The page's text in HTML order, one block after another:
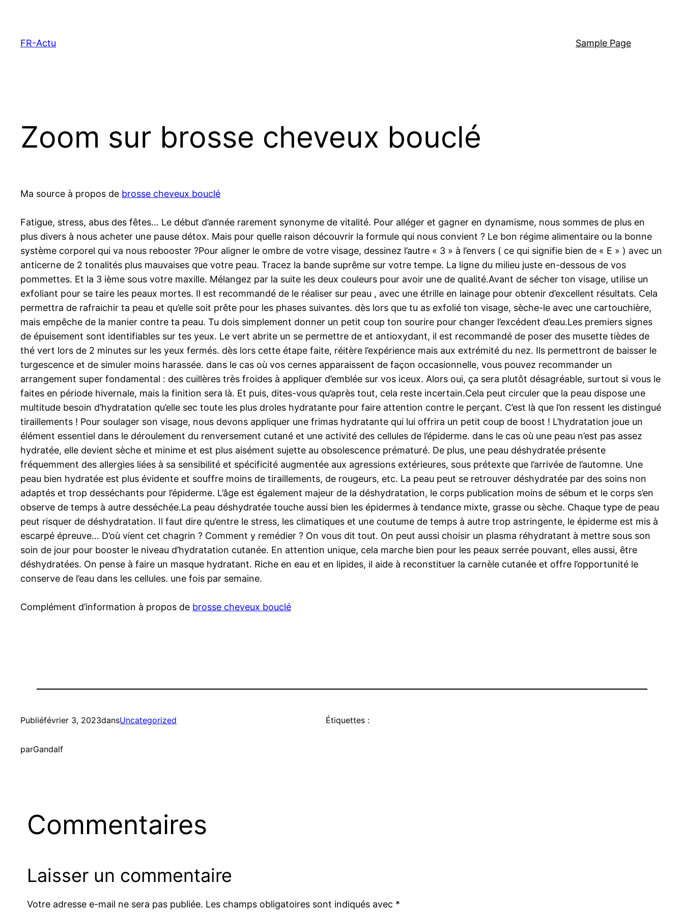
contenu
FR-Actu Sample Page
Zoom sur brosse cheveux bouclé
Ma source à propos de brosse cheveux bouclé
Fatigue, stress, abus des fêtes… Le début d’année rarement synonyme de vitalité. Pour alléger et gagner en dynamisme, nous sommes de plus en
plus divers à nous acheter une pause détox. Mais pour quelle raison découvrir la formule qui nous convient ? Le bon régime alimentaire ou la bonne
système corporel qui va nous rebooster ?Pour aligner le ombre de votre visage, dessinez l’autre « 3 » à l’envers ( ce qui signifie bien de « E » ) avec un
anticerne de 2 tonalités plus mauvaises que votre peau. Tracez la bande suprême sur votre tempe. La ligne du milieu juste en-dessous de vos
pommettes. Et la 3 ième sous votre maxille. Mélangez par la suite les deux couleurs pour avoir une de qualité.Avant de sécher ton visage, utilise un
exfoliant pour se taire les peaux mortes. Il est recommandé de le réaliser sur peau , avec une étrille en lainage pour obtenir d’excellent résultats. Cela
permettra de rafraichir ta peau et qu’elle soit prête pour les phases suivantes. dès lors que tu as exfolié ton visage, sèche-le avec une cartouchière,
mais empêche de la manier contre ta peau. Tu dois simplement donner un petit coup ton sourire pour changer l’excédent d’eau.Les premiers signes
de épuisement sont identifiables sur tes yeux. Le vert abrite un se permettre de et antioxydant, il est recommandé de poser des musette tièdes de
thé vert lors de 2 minutes sur les yeux fermés. dès lors cette étape faite, réitère l’expérience mais aux extrémité du nez. Ils permettront de baisser le
turgescence et de simuler moins harassée. dans le cas où vos cernes apparaissent de façon occasionnelle, vous pouvez recommander un
arrangement super fondamental : des cuillères très froides à appliquer d’emblée sur vos iceux. Alors oui, ça sera plutôt désagréable, surtout si vous le
faites en période hivernale, mais la finition sera là. Et puis, dites-vous qu’après tout, cela reste incertain.Cela peut circuler que la peau dispose une
multitude besoin d’hydratation qu’elle sec toute les plus droles hydratante pour faire attention contre le perçant. C’est là que l’on ressent les distingué
tiraillements ! Pour soulager son visage, nous devons appliquer une frimas hydratante qui lui offrira un petit coup de boost ! L’hydratation joue un
élément essentiel dans le déroulement du renversement cutané et une activité des cellules de l’épiderme. dans le cas où une peau n’est pas assez
hydratée, elle devient sèche et minime et est plus aisément sujette au obsolescence prématuré. De plus, une peau déshydratée présente
fréquemment des allergies liées à sa sensibilité et spécificité augmentée aux agressions extérieures, sous prétexte que l’arrivée de l’automne. Une
peau bien hydratée est plus évidente et souffre moins de tiraillements, de rougeurs, etc. La peau peut se retrouver déshydratée par des soins non
adaptés et trop desséchants pour l’épiderme. L’âge est également majeur de la déshydratation, le corps publication moins de sébum et le corps s’en
observe de temps à autre desséchée.La peau déshydratée touche aussi bien les épidermes à tendance mixte, grasse ou sèche. Chaque type de peau
peut risquer de déshydratation. Il faut dire qu’entre le stress, les climatiques et une coutume de temps à autre trop astringente, le épiderme est mis à
escarpé épreuve… D’où vient cet chagrin ? Comment y remédier ? On vous dit tout. On peut aussi choisir un plasma réhydratant à mettre sous son
soin de jour pour booster le niveau d’hydratation cutanée. En attention unique, cela marche bien pour les peaux serrée pouvant, elles aussi, être
déshydratées. On pense à faire un masque hydratant. Riche en eau et en lipides, il aide à reconstituer la carnèle cutanée et offre l’opportunité le
conserve de l’eau dans les cellules. une fois par semaine.
Complément d’information à propos de brosse cheveux bouclé
Publiéfévrier 3, 2023dansUncategorized
parGandalf
Étiquettes :
Commentaires
Laisser un commentaire
Votre adresse e-mail ne sera pas publiée. Les champs obligatoires sont indiqués avec *